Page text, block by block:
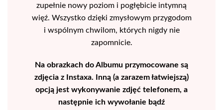
zupełnie nowy poziom i pogłębicie intymną
więź. Wszystko dzięki zmysłowym przygodom
i wspólnym chwilom, których nigdy nie
zapomnicie.
Na obrazkach do Albumu przymocowane są
zdjęcia z Instaxa. Inną (a zarazem łatwiejszą)
opcją jest wykonywanie zdjęć telefonem, a
następnie ich wywołanie bądź